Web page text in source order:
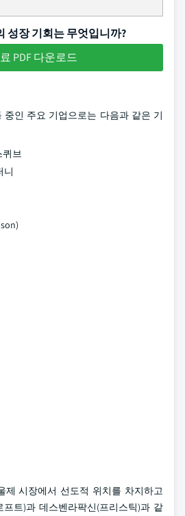
성장 기회는 무엇입니까?
PDF 다운로드
중인 주요 기업으로는 다음과 같은 기
퀴브
니
제 시장에서 선도적 위치를 차지하고
프트)과 데스벤라팍신(프리스틱)과 같